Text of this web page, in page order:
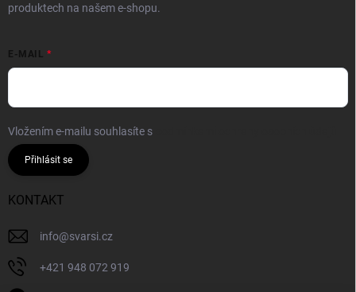
produktech na našem e-shopu.
E-MAIL
Vložením e-mailu souhlasíte s
Přihlásit se
KONTAKT
info@svarsi.cz
+421 948 072 919